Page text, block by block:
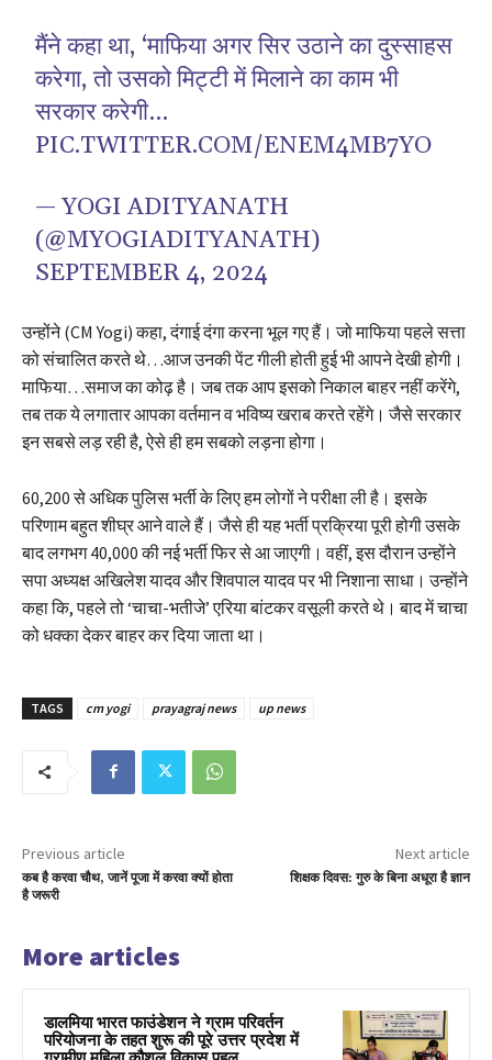
मैंने कहा था, ‘माफिया अगर सिर उठाने का दुस्साहस
करेगा, तो उसको मिट्टी में मिलाने का काम भी
सरकार करेगी…
PIC.TWITTER.COM/ENEM4MB7YO
— YOGI ADITYANATH
(@MYOGIADITYANATH)
SEPTEMBER 4, 2024
उन्होंने (CM Yogi) कहा, दंगाई दंगा करना भूल गए हैं। जो माफिया पहले सत्ता
को संचालित करते थे…आज उनकी पेंट गीली होती हुई भी आपने देखी होगी।
माफिया…समाज का कोढ़ है। जब तक आप इसको निकाल बाहर नहीं करेंगे,
तब तक ये लगातार आपका वर्तमान व भविष्य खराब करते रहेंगे। जैसे सरकार
इन सबसे लड़ रही है, ऐसे ही हम सबको लड़ना होगा।
60,200 से अधिक पुलिस भर्ती के लिए हम लोगों ने परीक्षा ली है। इसके
परिणाम बहुत शीघ्र आने वाले हैं। जैसे ही यह भर्ती प्रक्रिया पूरी होगी उसके
बाद लगभग 40,000 की नई भर्ती फिर से आ जाएगी। वहीं, इस दौरान उन्होंने
सपा अध्यक्ष अखिलेश यादव और शिवपाल यादव पर भी निशाना साधा। उन्होंने
कहा कि, पहले तो ‘चाचा-भतीजे’ एरिया बांटकर वसूली करते थे। बाद में चाचा
को धक्का देकर बाहर कर दिया जाता था।
TAGS cm yogi prayagraj news up news
Previous article
कब है करवा चौथ, जानें पूजा में करवा क्यों होता
है जरूरी
Next article
शिक्षक दिवस: गुरु के बिना अधूरा है ज्ञान
More articles
डालमिया भारत फाउंडेशन ने ग्राम परिवर्तन
परियोजना के तहत शुरू की पूरे उत्तर प्रदेश में